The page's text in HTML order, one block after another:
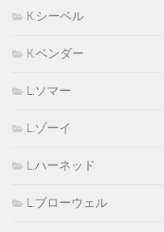
K.シーベル
K.ベンダー
L.ソマー
L.ゾーイ
L.ハーネッド
L.ブローウェル